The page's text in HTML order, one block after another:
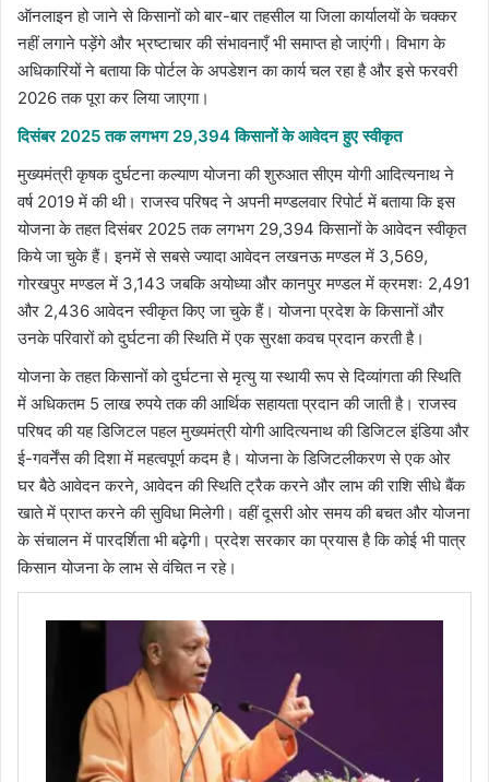
ऑनलाइन हो जाने से किसानों को बार-बार तहसील या जिला कार्यालयों के चक्कर
नहीं लगाने पड़ेंगे और भ्रष्टाचार की संभावनाएँ भी समाप्त हो जाएंगी। विभाग के
अधिकारियों ने बताया कि पोर्टल के अपडेशन का कार्य चल रहा है और इसे फरवरी
2026 तक पूरा कर लिया जाएगा।
दिसंबर 2025 तक लगभग 29,394 किसानों के आवेदन हुए स्वीकृत
मुख्यमंत्री कृषक दुर्घटना कल्याण योजना की शुरुआत सीएम योगी आदित्यनाथ ने
वर्ष 2019 में की थी। राजस्व परिषद ने अपनी मण्डलवार रिपोर्ट में बताया कि इस
योजना के तहत दिसंबर 2025 तक लगभग 29,394 किसानों के आवेदन स्वीकृत
किये जा चुके हैं। इनमें से सबसे ज्यादा आवेदन लखनऊ मण्डल में 3,569,
गोरखपुर मण्डल में 3,143 जबकि अयोध्या और कानपुर मण्डल में क्रमशः 2,491
और 2,436 आवेदन स्वीकृत किए जा चुके हैं। योजना प्रदेश के किसानों और
उनके परिवारों को दुर्घटना की स्थिति में एक सुरक्षा कवच प्रदान करती है।
योजना के तहत किसानों को दुर्घटना से मृत्यु या स्थायी रूप से दिव्यांगता की स्थिति
में अधिकतम 5 लाख रुपये तक की आर्थिक सहायता प्रदान की जाती है। राजस्व
परिषद की यह डिजिटल पहल मुख्यमंत्री योगी आदित्यनाथ की डिजिटल इंडिया और
ई-गवर्नेंस की दिशा में महत्वपूर्ण कदम है। योजना के डिजिटलीकरण से एक ओर
घर बैठे आवेदन करने, आवेदन की स्थिति ट्रैक करने और लाभ की राशि सीधे बैंक
खाते में प्राप्त करने की सुविधा मिलेगी। वहीं दूसरी ओर समय की बचत और योजना
के संचालन में पारदर्शिता भी बढ़ेगी। प्रदेश सरकार का प्रयास है कि कोई भी पात्र
किसान योजना के लाभ से वंचित न रहे।